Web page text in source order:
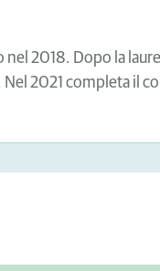
2018. Dopo la
2021 completa il